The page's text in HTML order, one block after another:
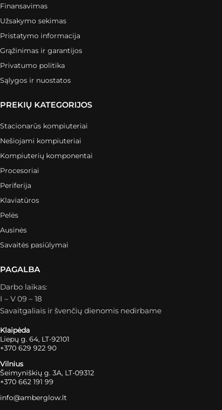
Finansavimas
Užsakymo sekimas
Pristatymo informacija
Grąžinimas ir garantijos
Privatumo politika
Sąlygos ir nuostatos
PREKIŲ KATEGORIJOS
Stacionarūs kompiuteriai
Nešiojami kompiuteriai
Kompiuterių komponentai
Procesoriai
Periferija
Klaviatūros
Pelės
Ausinės
Savaitės pasiūlymai
PAGALBA
Darbo laikas:
I – V 09 – 18
Savaitgaliais ir švenčių dienomis nedirbame
Klaipėda
Liepų g. 64, LT-92101
+370 629 922 90
Vilnius
Šeimyniškių g. 3A, LT-09312
+370 662 191 99
info@amberglow.lt